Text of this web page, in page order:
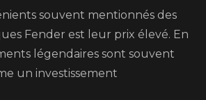
souvent mentionnés des
Fender est leur prix élevé. En
légendaires sont souvent
un investissement